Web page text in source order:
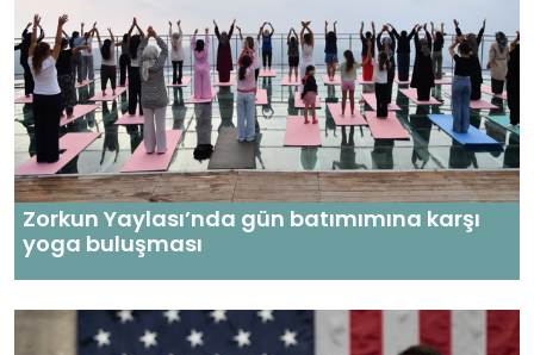
Zorkun Yaylası’nda gün batımımına karşı
yoga buluşması